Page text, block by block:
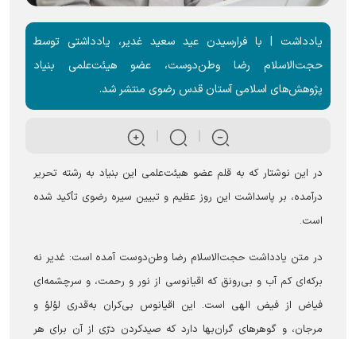
یادداشت | با فرارسیدن عید سعید غدیر، یادداشتی توسط
حجت‌الاسلام رضا وطن‌دوست، عضو هیئت‌علمی بنیاد
پژوهش‌های اسلامی آستان قدس رضوی منتشر شد.
در این نوشتار که به قلم عضو هیئت‌علمی این بنیاد به رشته تحریر
درآمده، بر پاسداشت این روز عظیم و تبیین سیره رضوی تأکید شده
است.
در متن یادداشت حجت‌الاسلام رضا وطن‌دوست آمده است: غدیر نه
برکه‌ای کم آب و بی‌رونق که اقیانوسی از نور و رحمت، و سرچشمه‌ای
فیاض از فیض الهی است. این اقیانوس بی‌کران به‌قدری لؤلؤ و
مرجان، و گوهرهای گران‌بها دارد که صیدکردن درّی از آن برای هر